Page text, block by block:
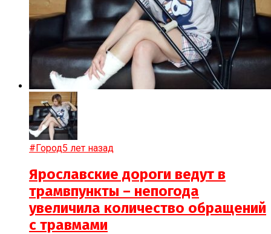
#Город5 лет назад
Ярославские дороги ведут в
трамвпункты – непогода
увеличила количество обращений
с травмами